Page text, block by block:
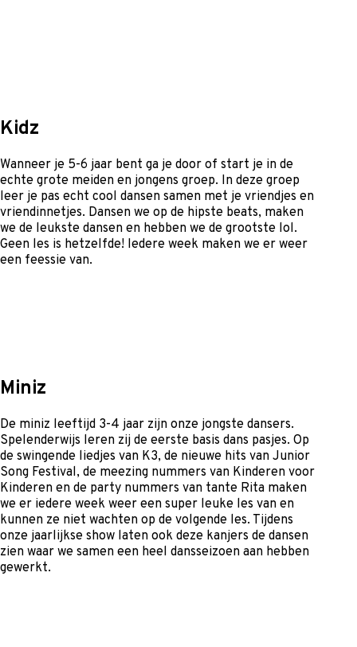
Kidz
Wanneer je 5-6 jaar bent ga je door of start je in de
echte grote meiden en jongens groep. In deze groep
leer je pas echt cool dansen samen met je vriendjes en
vriendinnetjes. Dansen we op de hipste beats, maken
we de leukste dansen en hebben we de grootste lol.
Geen les is hetzelfde! Iedere week maken we er weer
een feessie van.
Miniz
De miniz leeftijd 3-4 jaar zijn onze jongste dansers.
Spelenderwijs leren zij de eerste basis dans pasjes. Op
de swingende liedjes van K3, de nieuwe hits van Junior
Song Festival, de meezing nummers van Kinderen voor
Kinderen en de party nummers van tante Rita maken
we er iedere week weer een super leuke les van en
kunnen ze niet wachten op de volgende les. Tijdens
onze jaarlijkse show laten ook deze kanjers de dansen
zien waar we samen een heel dansseizoen aan hebben
gewerkt.